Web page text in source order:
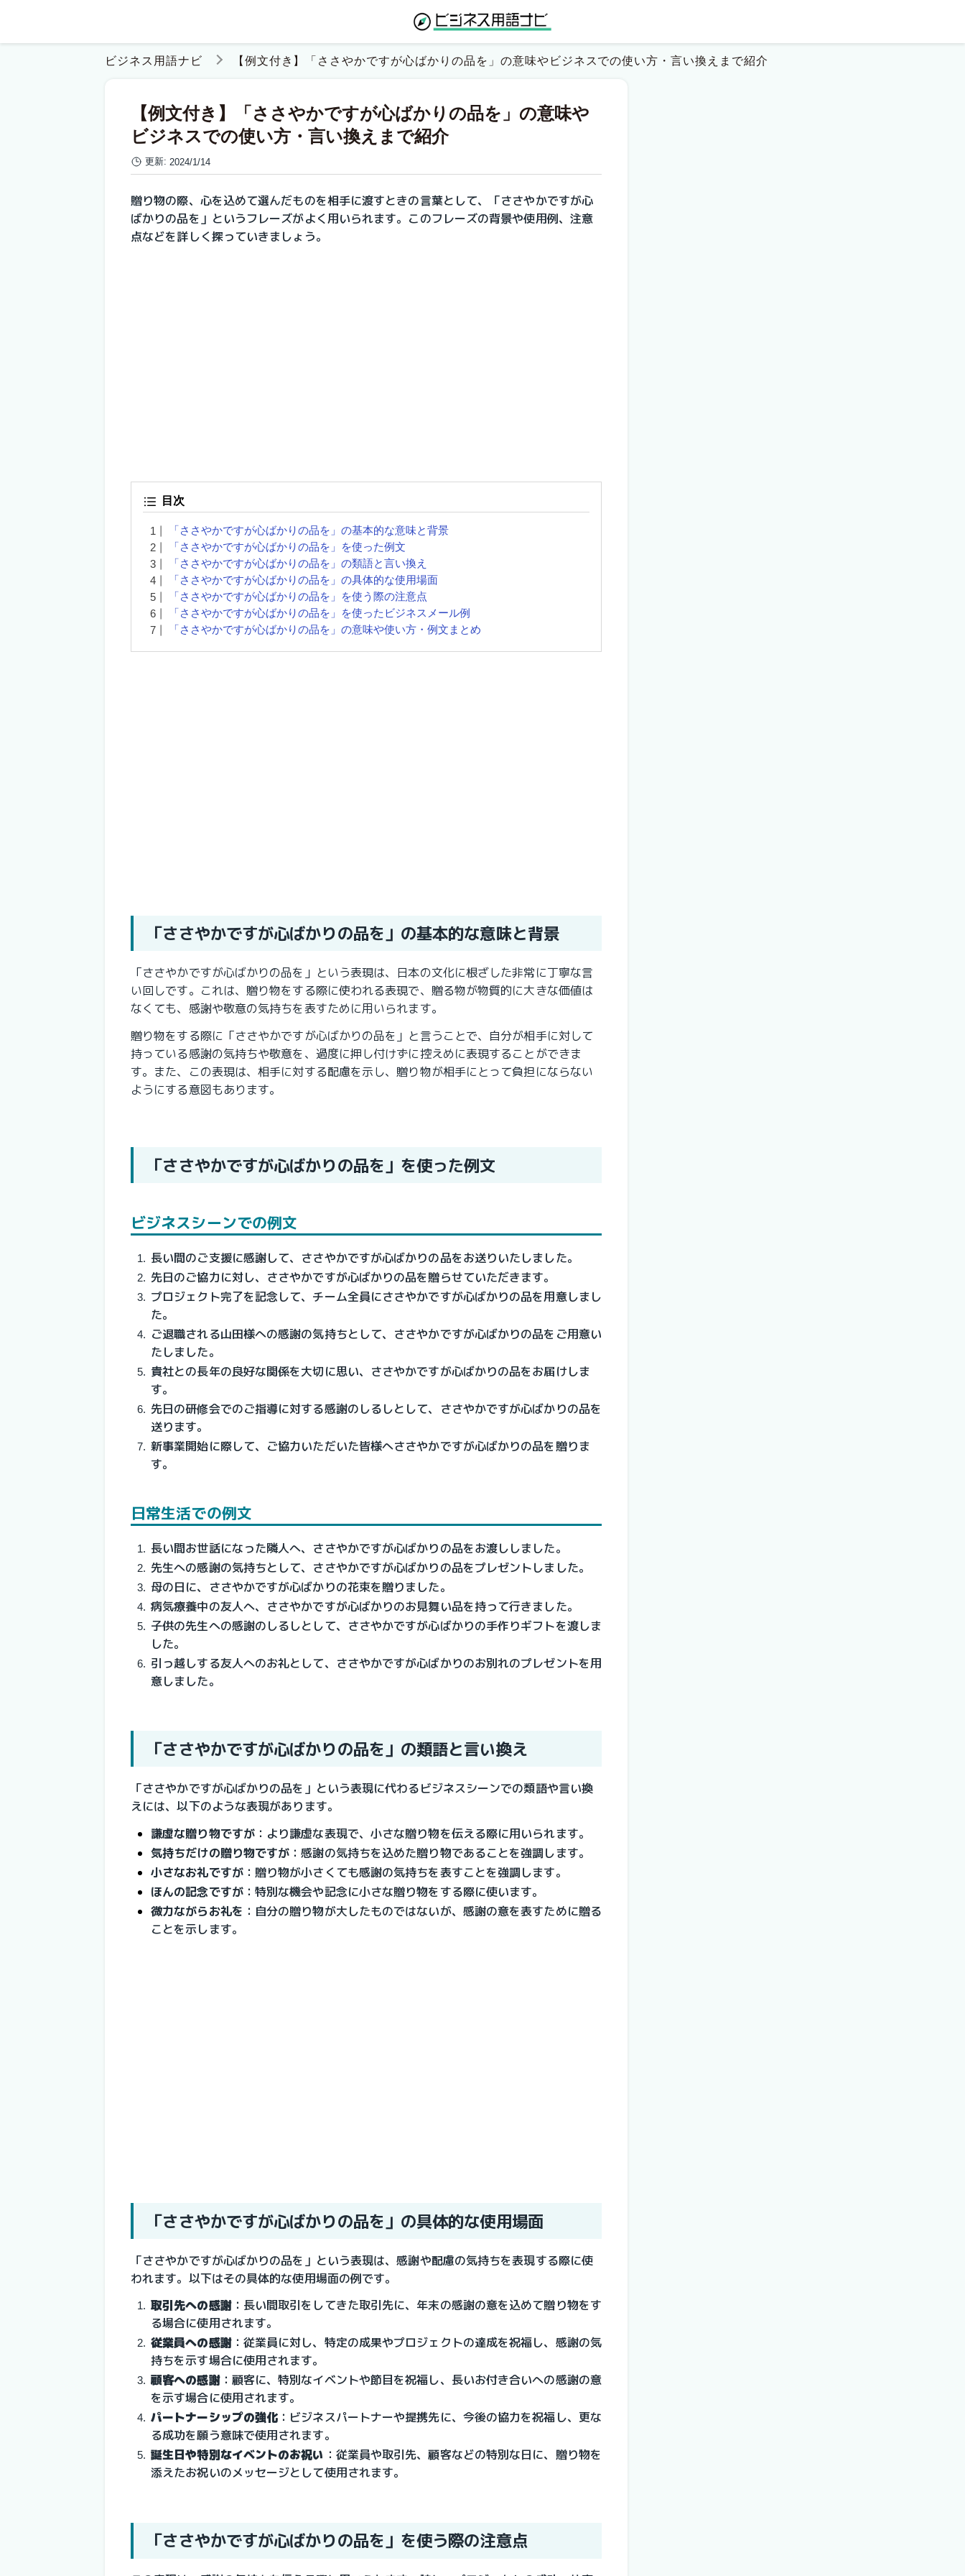
ビジネス用語ナビ 【例文付き】「ささやかですが心ばかりの品を」の意味やビジネスでの使い方・言い換えまで紹介
【例文付き】「ささやかですが心ばかりの品を」の意味や
ビジネスでの使い方・言い換えまで紹介
更新: 2024/1/14
贈り物の際、心を込めて選んだものを相手に渡すときの言葉として、「ささやかですが心
ばかりの品を」というフレーズがよく用いられます。このフレーズの背景や使用例、注意
点などを詳しく探っていきましょう。
目次
「ささやかですが心ばかりの品を」の基本的な意味と背景
「ささやかですが心ばかりの品を」を使った例文
「ささやかですが心ばかりの品を」の類語と言い換え
「ささやかですが心ばかりの品を」の具体的な使用場面
「ささやかですが心ばかりの品を」を使う際の注意点
「ささやかですが心ばかりの品を」を使ったビジネスメール例
「ささやかですが心ばかりの品を」の意味や使い方・例文まとめ
「ささやかですが心ばかりの品を」の基本的な意味と背景
「ささやかですが心ばかりの品を」という表現は、日本の文化に根ざした非常に丁寧な言
い回しです。これは、贈り物をする際に使われる表現で、贈る物が物質的に大きな価値は
なくても、感謝や敬意の気持ちを表すために用いられます。
贈り物をする際に「ささやかですが心ばかりの品を」と言うことで、自分が相手に対して
持っている感謝の気持ちや敬意を、過度に押し付けずに控えめに表現することができま
す。また、この表現は、相手に対する配慮を示し、贈り物が相手にとって負担にならない
ようにする意図もあります。
「ささやかですが心ばかりの品を」を使った例文
ビジネスシーンでの例文
長い間のご支援に感謝して、ささやかですが心ばかりの品をお送りいたしました。
先日のご協力に対し、ささやかですが心ばかりの品を贈らせていただきます。
プロジェクト完了を記念して、チーム全員にささやかですが心ばかりの品を用意しまし
た。
ご退職される山田様への感謝の気持ちとして、ささやかですが心ばかりの品をご用意い
たしました。
貴社との長年の良好な関係を大切に思い、ささやかですが心ばかりの品をお届けしま
す。
先日の研修会でのご指導に対する感謝のしるしとして、ささやかですが心ばかりの品を
送ります。
新事業開始に際して、ご協力いただいた皆様へささやかですが心ばかりの品を贈りま
す。
日常生活での例文
長い間お世話になった隣人へ、ささやかですが心ばかりの品をお渡ししました。
先生への感謝の気持ちとして、ささやかですが心ばかりの品をプレゼントしました。
母の日に、ささやかですが心ばかりの花束を贈りました。
病気療養中の友人へ、ささやかですが心ばかりのお見舞い品を持って行きました。
子供の先生への感謝のしるしとして、ささやかですが心ばかりの手作りギフトを渡しま
した。
引っ越しする友人へのお礼として、ささやかですが心ばかりのお別れのプレゼントを用
意しました。
「ささやかですが心ばかりの品を」の類語と言い換え
「ささやかですが心ばかりの品を」という表現に代わるビジネスシーンでの類語や言い換
えには、以下のような表現があります。
謙虚な贈り物ですが：より謙虚な表現で、小さな贈り物を伝える際に用いられます。
気持ちだけの贈り物ですが ：感謝の気持ちを込めた贈り物であることを強調します。
小さなお礼ですが：贈り物が小さくても感謝の気持ちを表すことを強調します。
ほんの記念ですが：特別な機会や記念に小さな贈り物をする際に使います。
微力ながらお礼を ：自分の贈り物が大したものではないが、感謝の意を表すために贈る
ことを示します。
「ささやかですが心ばかりの品を」の具体的な使用場面
「ささやかですが心ばかりの品を」という表現は、感謝や配慮の気持ちを表現する際に使
われます。以下はその具体的な使用場面の例です。
取引先への感謝：長い間取引をしてきた取引先に、年末の感謝の意を込めて贈り物をす
る場合に使用されます。
従業員への感謝：従業員に対し、特定の成果やプロジェクトの達成を祝福し、感謝の気
持ちを示す場合に使用されます。
顧客への感謝：顧客に、特別なイベントや節目を祝福し、長いお付き合いへの感謝の意
を示す場合に使用されます。
パートナーシップの強化 ： ビジネスパートナーや提携先に、今後の協力を祝福し、更な
る成功を願う意味で使用されます。
誕生日や特別なイベントのお祝い ：従業員や取引先、顧客などの特別な日に、贈り物を
添えたお祝いのメッセージとして使用されます。
「ささやかですが心ばかりの品を」を使う際の注意点